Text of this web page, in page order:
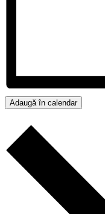
Adaugă în calendar